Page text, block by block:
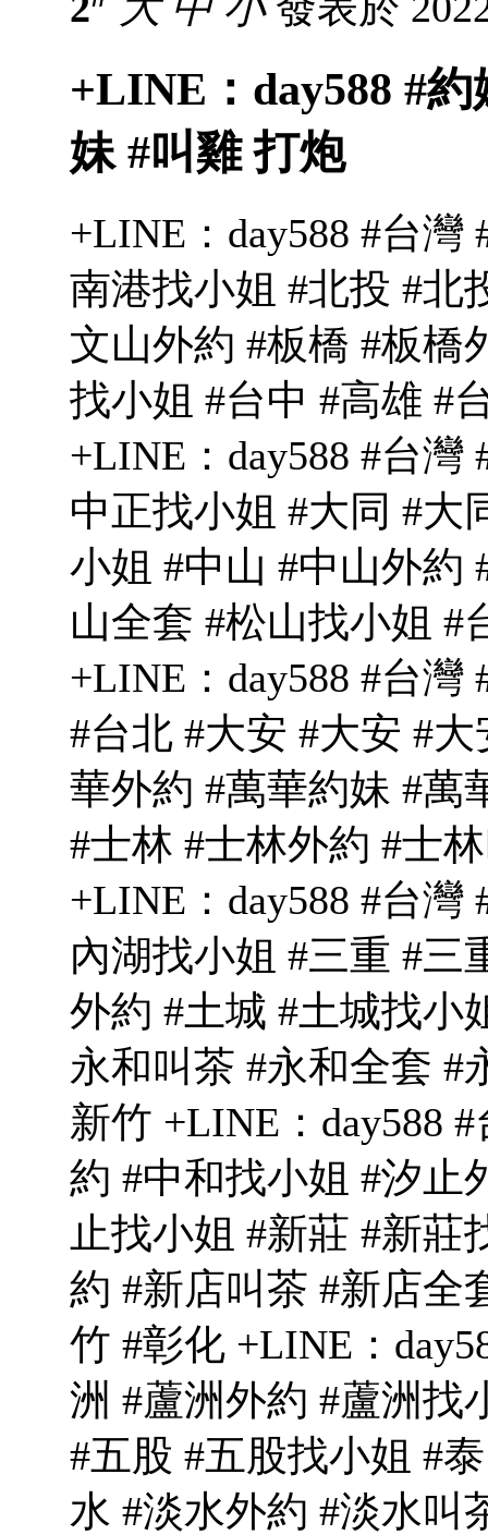
+LINE：day588 #
妹 #叫雞 打炮
+LINE：day588 #台灣
南港找小姐 #北投 #北
文山外約 #板橋 #板橋
找小姐 #台中 #高雄 #
+LINE：day588 #台灣
中正找小姐 #大同 #大
小姐 #中山 #中山外約
山全套 #松山找小姐 #
+LINE：day588 #台灣
#台北 #大安 #大安 #
華外約 #萬華約妹 #萬
#士林 #士林外約 #士
+LINE：day588 #台灣
內湖找小姐 #三重 #三
外約 #土城 #土城找小
永和叫茶 #永和全套 #
新竹 +LINE：day588
約 #中和找小姐 #汐止
止找小姐 #新莊 #新莊
約 #新店叫茶 #新店全
竹 #彰化 +LINE：
洲 #蘆洲外約 #蘆洲找
#五股 #五股找小姐 #
水 #淡水外約 #淡水叫